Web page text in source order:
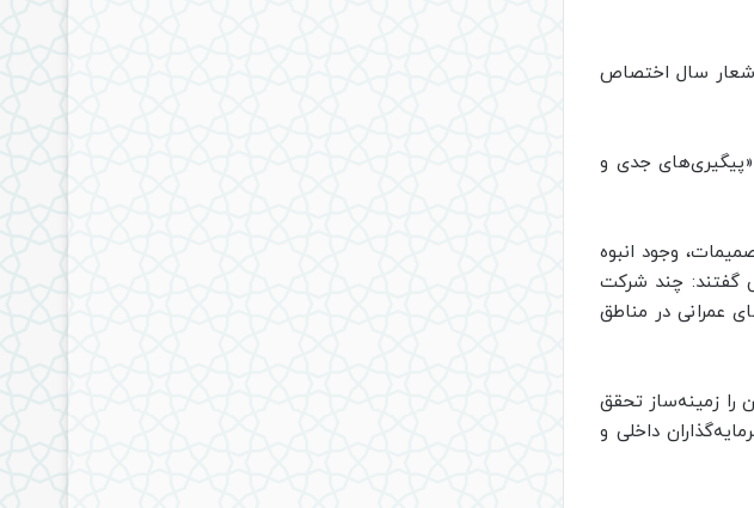
شعار سال اختصاص
جدی و
وجود انبوه
گفتند: چند شرکت
عمرانی در مناطق
را زمینه‌ساز تحقق
داخلی و